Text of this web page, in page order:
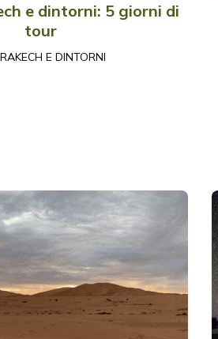
e dintorni: 5 giorni di
tour
E DINTORNI